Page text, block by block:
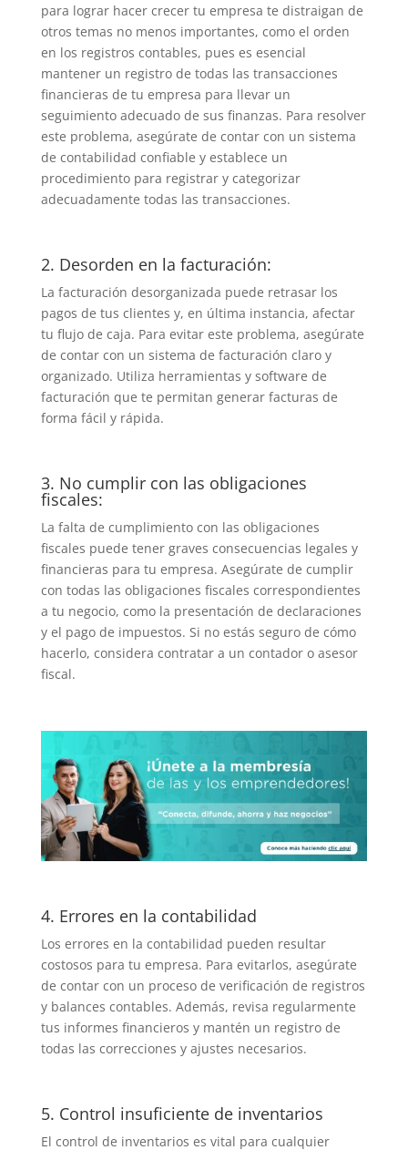
para lograr hacer crecer tu empresa te distraigan de
otros temas no menos importantes, como el orden
en los registros contables, pues es esencial
mantener un registro de todas las transacciones
financieras de tu empresa para llevar un
seguimiento adecuado de sus finanzas. Para resolver
este problema, asegúrate de contar con un sistema
de contabilidad confiable y establece un
procedimiento para registrar y categorizar
adecuadamente todas las transacciones.
2. Desorden en la facturación:
La facturación desorganizada puede retrasar los
pagos de tus clientes y, en última instancia, afectar
tu flujo de caja. Para evitar este problema, asegúrate
de contar con un sistema de facturación claro y
organizado. Utiliza herramientas y software de
facturación que te permitan generar facturas de
forma fácil y rápida.
3. No cumplir con las obligaciones
fiscales:
La falta de cumplimiento con las obligaciones
fiscales puede tener graves consecuencias legales y
financieras para tu empresa. Asegúrate de cumplir
con todas las obligaciones fiscales correspondientes
a tu negocio, como la presentación de declaraciones
y el pago de impuestos. Si no estás seguro de cómo
hacerlo, considera contratar a un contador o asesor
fiscal.
4. Errores en la contabilidad
Los errores en la contabilidad pueden resultar
costosos para tu empresa. Para evitarlos, asegúrate
de contar con un proceso de verificación de registros
y balances contables. Además, revisa regularmente
tus informes financieros y mantén un registro de
todas las correcciones y ajustes necesarios.
5. Control insuficiente de inventarios
El control de inventarios es vital para cualquier